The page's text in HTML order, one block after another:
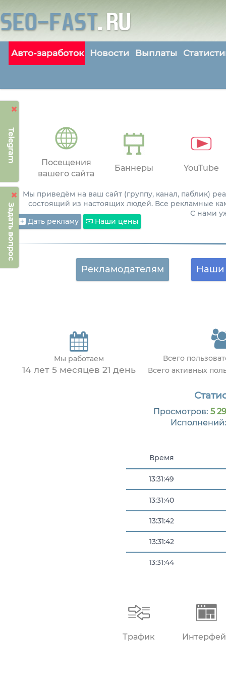
Telegram
Задать вопрос
Авто-заработок Новости Выплаты
Посещения
вашего сайта
Баннеры YouTube
Мы приведём на ваш сайт (группу, канал, паблик)
состоящий из настоящих людей. Все рекламные
С нами
Дать рекламу
Наши цены
Рекламодателям Наши
Мы работаем
14 лет 5 месяцев 21 день
Всего
Всего активных
Просмотров: 5
Время
13:31:49
13:31:40
13:31:42
13:31:42
13:31:44
Трафик